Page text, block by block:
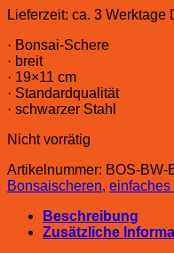
Lieferzeit: ca. 3 Werktage
· Bonsai-Schere
· breit
· 19×11 cm
· Standardqualität
· schwarzer Stahl
Nicht vorrätig
Artikelnummer: BOS-BW-
Bonsaischeren, einfaches
Beschreibung
Zusätzliche